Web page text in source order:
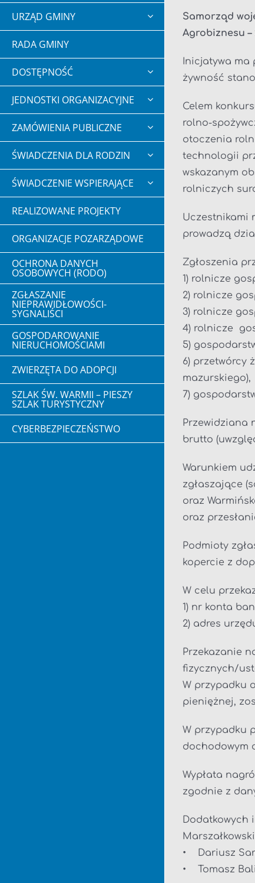
URZĄD GMINY
RADA GMINY
DOSTĘPNOŚĆ
JEDNOSTKI ORGANIZACYJNE
ZAMÓWIENIA PUBLICZNE
ŚWIADCZENIA DLA RODZIN
ŚWIADCZENIE WSPIERAJĄCE
REALIZOWANE PROJEKTY
ORGANIZACJE POZARZĄDOWE
OCHRONA DANYCH
OSOBOWYCH (RODO)
ZGŁASZANIE
NIEPRAWIDŁOWOŚCI-
SYGNALIŚCI
GOSPODAROWANIE
NIERUCHOMOŚCIAMI
ZWIERZĘTA DO ADOPCJI
SZLAK ŚW. WARMII – PIESZY
SZLAK TURYSTYCZNY
CYBERBEZPIECZEŃSTWO
Samorząd
Agrobiznesu –
Inicjatywa
żywność
Celem
rolno-
otoczenia
technologii
wskazanym
rolniczych
Uczestnikami
prowadzą
Zgłoszenia
1) rolnicze
2) rolnicze
3) rolnicze
4) rolnicze
5)
6) przetwórcy
mazurskiego),
7)
Przewidziana
brutto
Warunkiem
zgłaszające
oraz
oraz
Podmioty
kopercie z
W celu
1) nr konta
2) adres
Przekazanie
fizycznych/
W przypadku
pieniężnej,
W przypadku
dochodowym
Wypłata
zgodnie z
Dodatkowych
• Dariusz
• Tomasz